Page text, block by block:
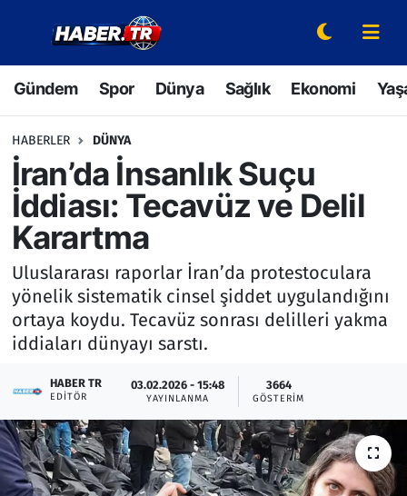
Gündem Spor Dünya Sağlık Ekonomi
HABERLER DÜNYA
İran’da İnsanlık Suçu
İddiası: Tecavüz ve Delil
Karartma
Uluslararası raporlar İran’da protestoculara
yönelik sistematik cinsel şiddet uygulandığını
ortaya koydu. Tecavüz sonrası delilleri yakma
iddiaları dünyayı sarstı.
HABER TR
EDITÖR
03.02.2026 - 15:48
YAYINLANMA
3664
GÖSTERIM
Gündem
Spor
Dünya
Sağlık
Ekonomi
Yaşam
Hava Durumu
Bilim ve Teknoloji
Çevre & Doğa
Eğitim
Hava Durumu
Trafik Durumu
Süper Lig Puan Durumu ve Fikstür
Tüm Manşetler
Son Dakika Haberleri
Haber Arşivi